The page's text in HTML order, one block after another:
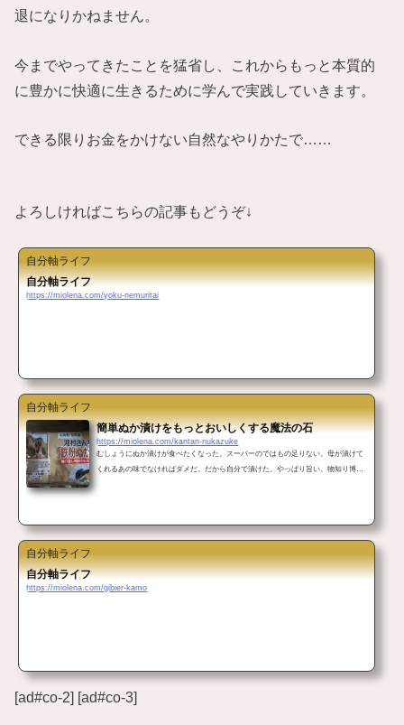
退になりかねません。
今までやってきたことを猛省し、これからもっと本質的
に豊かに快適に生きるために学んで実践していきます。
できる限りお金をかけない自然なやりかたで……
よろしければこちらの記事もどうぞ↓
自分軸ライフ
自分軸ライフ
https://miolena.com/yoku-nemuritai
自分軸ライフ
簡単ぬか漬けをもっとおいしくする魔法の石
https://miolena.com/kantan-nukazuke
むしょうにぬか漬けが食べたくなった。スーパーのではもの足りない。母が漬けて
くれるあの味でなければダメだ。だから自分で漬けた。やっぱり旨い。物知り博士
他におかずは要らないってくらい。 ぬか漬けっておいしいだけじゃなく美容と健康
自分軸ライフ
自分軸ライフ
https://miolena.com/gibier-kamo
[ad#co-2] [ad#co-3]